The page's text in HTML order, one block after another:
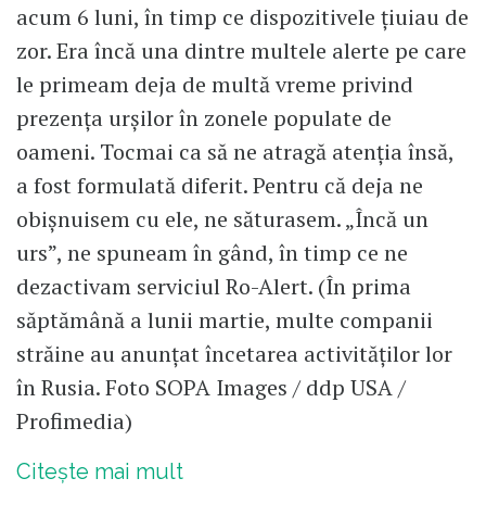
acum 6 luni, în timp ce dispozitivele țiuiau de
zor. Era încă una dintre multele alerte pe care
le primeam deja de multă vreme privind
prezența urșilor în zonele populate de
oameni. Tocmai ca să ne atragă atenția însă,
a fost formulată diferit. Pentru că deja ne
obișnuisem cu ele, ne săturasem. „Încă un
urs”, ne spuneam în gând, în timp ce ne
dezactivam serviciul Ro-Alert. (În prima
săptămână a lunii martie, multe companii
străine au anunțat încetarea activităților lor
în Rusia. Foto SOPA Images / ddp USA /
Profimedia)
Citește mai mult